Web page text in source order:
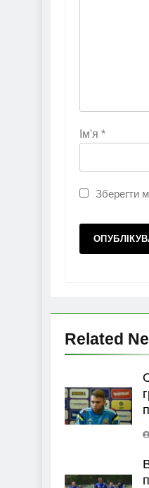
Ім'я *
Зберегти
Related